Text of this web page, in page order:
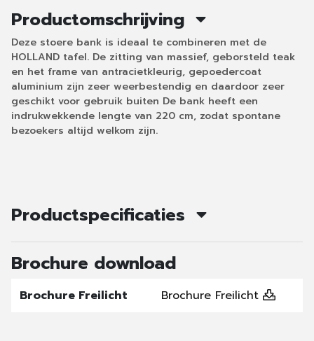
Productomschrijving
Deze stoere bank is ideaal te combineren met de
HOLLAND tafel. De zitting van massief, geborsteld teak
en het frame van antracietkleurig, gepoedercoat
aluminium zijn zeer weerbestendig en daardoor zeer
geschikt voor gebruik buiten De bank heeft een
indrukwekkende lengte van 220 cm, zodat spontane
bezoekers altijd welkom zijn.
Productspecificaties
Brochure download
Brochure Freilicht Brochure Freilicht